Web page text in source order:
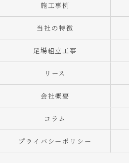
施工事例
当社の特徴
足場組立工事
リース
会社概要
コラム
プライバシーポリシー